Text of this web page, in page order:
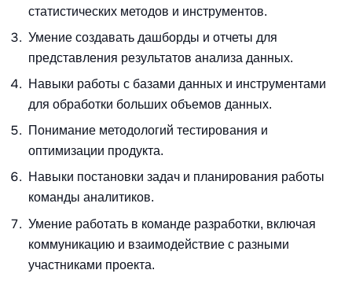
статистических методов и инструментов.
Умение создавать дашборды и отчеты для
представления результатов анализа данных.
Навыки работы с базами данных и инструментами
для обработки больших объемов данных.
Понимание методологий тестирования и
оптимизации продукта.
Навыки постановки задач и планирования работы
команды аналитиков.
Умение работать в команде разработки, включая
коммуникацию и взаимодействие с разными
участниками проекта.